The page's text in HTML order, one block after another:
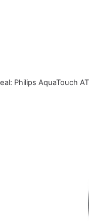
Philips AquaTouch